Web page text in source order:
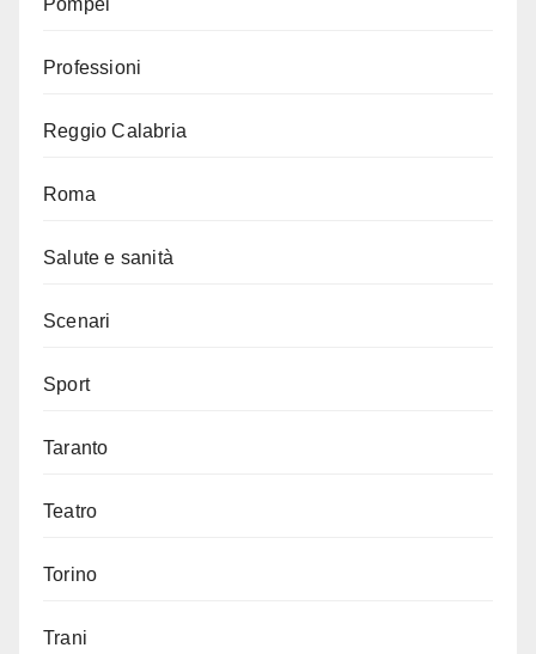
Professioni
Reggio Calabria
Roma
Salute e sanità
Scenari
Sport
Taranto
Teatro
Torino
Trani